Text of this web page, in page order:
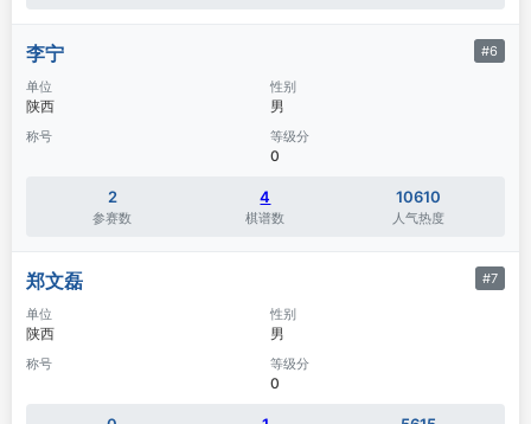
李宁 #6
单位
陕西
性别
男
称号 等级分
0
2
参赛数
4
棋谱数
10610
人气热度
郑文磊 #7
单位
陕西
性别
男
称号 等级分
0